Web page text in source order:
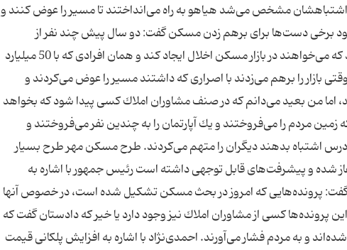
كه اشتباهشان مشخص می‌شد هیاهو به راه می‌انداختند تا مسیر را عوض كنند و
برخی دست‌ها برای برهم زدن مسكن گفت: دو سال پیش چند نفر از
مشاوران مسكن پیغام دادند كه دست‌هایی وجود دارد كه می‌خواهند در بازار مسكن اخلال ایجاد كند و همان افرادی كه با 50 میلیارد
است وقتی بازار را برهم می‌زدند با اصراری كه داشتند مسیر را عوض می‌كردند و
اما من بعید می‌دانم كه در صنف مشاوران املاك كسی پیدا شود كه بخواهد
مردم را می‌فروختند و یك آپارتمان را به چندین نفر می‌فروختند و
اشتباه بدهند دیگران را متهم می‌كردند. طرح مسكن مهر طرح بسیار
و پیشرفت‌های قابل توجهی داشته است رئیس جمهور با اشاره به
پرونده‌هایی كه امروز در بحث مسكن تشكیل شده است، در خصوص آنها
پرونده‌ها كسی از مشاوران املاك نیز وجود دارد یا خیر كه دادستان گفت كه
و به مردم فشار می‌آورند. احمدی‌نژاد با اشاره به افزایش پلكانی قیمت